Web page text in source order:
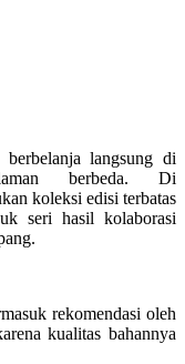
langsung di
berbeda. Di
koleksi edisi terbatas
seri hasil kolaborasi
rekomendasi oleh
kualitas bahannya